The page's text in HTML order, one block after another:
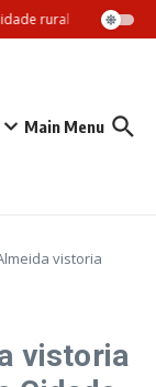
rural com apoio
Main Menu
vistoria
vistoria